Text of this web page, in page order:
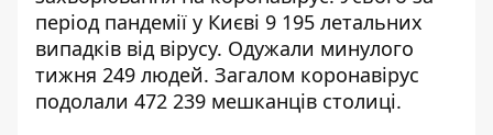
період пандемії у Києві 9 195 летальних
випадків від вірусу. Одужали минулого
тижня 249 людей. Загалом коронавірус
подолали 472 239 мешканців столиці.